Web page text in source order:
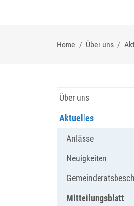
Home Über uns
Über uns
Aktuelles
Anlässe
Neuigkeiten
Mitteilungsblatt